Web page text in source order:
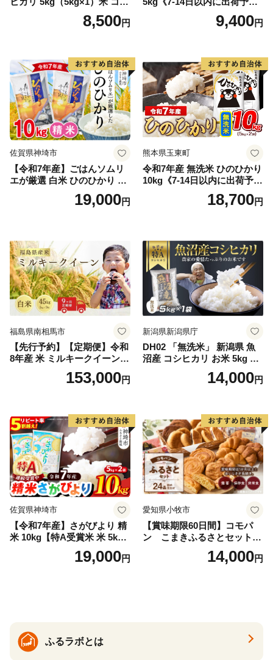
ヒカリ こしひかり お米 白米
精米 5キロ おこめ こめ コメ
野町産 Elevation
8,500円
(土日祝除く)》コメ 米 無洗米
高レビュー｜人気米 熊本県
9,400円
佐賀県神埼市
【令和7年産】ごはんソムリ
エが厳選 白米 ひのひかり 10
米 10kg 5kg×2 ひのひかり ブ
19,000円
熊本県玉東町
令和7年産 無洗米 ひのひかり
10kg《7-14日以内に出荷予定
(土日祝除く)》コメ 米 無洗米
令和7年産 高レビュー｜人気
18,700円
福島県南相馬市
【先行予約】【定期便】令和
8年産 米 ミルキークイーン
白米 45kg (5kg×9回) | ミルキ
ークイーン 米5kg 福島 福島
福島県 南相馬市 cu006-ae
153,000円
新潟県新潟県庁
DH02 「無洗米」 新潟県 魚
沼産 コシヒカリ お米 5kg こ
しひかり 精米 米（お米の美
味しい炊き方ガイド付き）
14,000円
佐賀県神埼市
【令和7年産】さがびより 精
米 10kg【特A受賞米 米 5kg×
2袋 お米 コメ こめ 国産 美味
しい ブランド米 人気 ランキ
19,000円
愛知県小牧市
【賞味期限60日間】コモパ
ン こまきふるさとセット
（24個入り）／災害用備蓄
保存食 非常食 防災グッズに
14,000円
ふるラボとは